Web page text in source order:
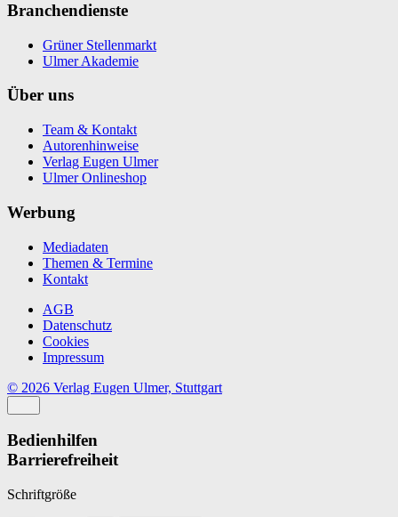
Branchendienste
Grüner Stellenmarkt
Ulmer Akademie
Über uns
Team & Kontakt
Autorenhinweise
Verlag Eugen Ulmer
Ulmer Onlineshop
Werbung
Mediadaten
Themen & Termine
Kontakt
AGB
Datenschutz
Cookies
Impressum
© 2026 Verlag Eugen Ulmer, Stuttgart
Bedienhilfen
Barrierefreiheit
Schriftgröße